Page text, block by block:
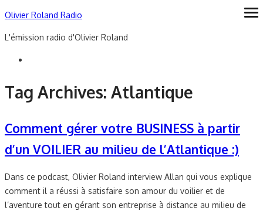
Skip
content
Olivier Roland Radio
L'émission radio d'Olivier Roland
Tag Archives: Atlantique
Comment gérer votre BUSINESS à partir
d’un VOILIER au milieu de l’Atlantique :)
Dans ce podcast, Olivier Roland interview Allan qui vous explique
comment il a réussi à satisfaire son amour du voilier et de
l’aventure tout en gérant son entreprise à distance au milieu de